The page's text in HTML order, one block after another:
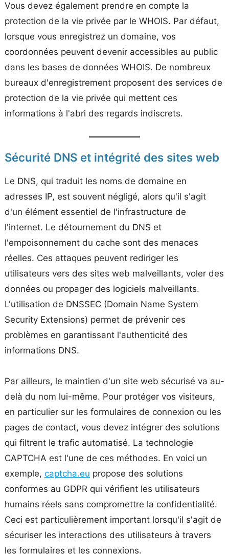
Vous devez également prendre en compte la
protection de la vie privée par le WHOIS. Par défaut,
lorsque vous enregistrez un domaine, vos
coordonnées peuvent devenir accessibles au public
dans les bases de données WHOIS. De nombreux
bureaux d'enregistrement proposent des services de
protection de la vie privée qui mettent ces
informations à l'abri des regards indiscrets.
Sécurité DNS et intégrité des sites web
Le DNS, qui traduit les noms de domaine en
adresses IP, est souvent négligé, alors qu'il s'agit
d'un élément essentiel de l'infrastructure de
l'internet. Le détournement du DNS et
l'empoisonnement du cache sont des menaces
réelles. Ces attaques peuvent rediriger les
utilisateurs vers des sites web malveillants, voler des
données ou propager des logiciels malveillants.
L'utilisation de DNSSEC (Domain Name System
Security Extensions) permet de prévenir ces
problèmes en garantissant l'authenticité des
informations DNS.
Par ailleurs, le maintien d'un site web sécurisé va au-
delà du nom lui-même. Pour protéger vos visiteurs,
en particulier sur les formulaires de connexion ou les
pages de contact, vous devez intégrer des solutions
qui filtrent le trafic automatisé. La technologie
CAPTCHA est l'une de ces méthodes. En voici un
exemple, captcha.eu propose des solutions
conformes au GDPR qui vérifient les utilisateurs
humains réels sans compromettre la confidentialité.
Ceci est particulièrement important lorsqu'il s'agit de
sécuriser les interactions des utilisateurs à travers
les formulaires et les connexions.